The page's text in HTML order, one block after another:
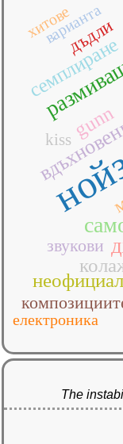
gunn
семплиране
дъдли
звукови
kiss
варианта
електроника
хитове
The